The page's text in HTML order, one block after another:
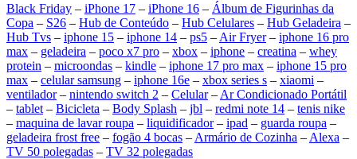
Black Friday – iPhone 17 – iPhone 16 – Álbum de Figurinhas da
Copa – S26 – Hub de Conteúdo – Hub Celulares – Hub Geladeira –
Hub Tvs – iphone 15 – iphone 14 – ps5 – Air Fryer– iphone 16 pro
max – geladeira – poco x7 pro – xbox – iphone – creatina – whey
protein – microondas – kindle – iphone 17 pro max – iphone 15 pro
max – celular samsung – iphone 16e – xbox series s – xiaomi –
ventilador– nintendo switch 2 – Celular– Ar Condicionado Portátil
– tablet – Bicicleta – Body Splash – jbl – redmi note 14 – tenis nike
– maquina de lavar roupa – liquidificador– ipad – guarda roupa –
geladeira frost free – fogão 4 bocas – Armário de Cozinha – Alexa –
TV 50 polegadas – TV 32 polegadas